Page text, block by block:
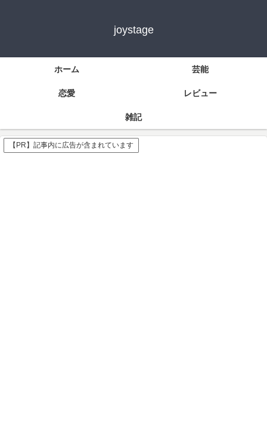
joystage
ホーム 芸能
恋愛 レビュー
雑記
【PR】記事内に広告が含まれています